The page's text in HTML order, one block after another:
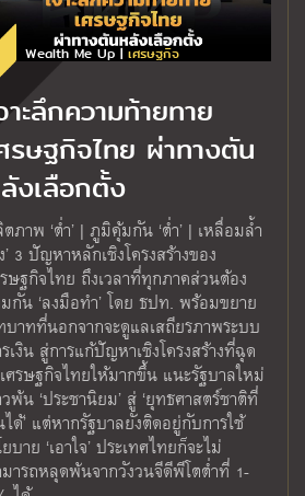
Wealth Me Up | เศรษฐกิจ
าะลึกความท้ายทาย
รษฐกิจไทย ผ่าทางตัน
งเลือกตั้ง
ภาพ ‘ต่ำ’ | ภูมิคุ้มกัน ‘ต่ำ’ | เหลื่อมล้ำ
’ 3 ปัญหาหลักเชิงโครงสร้างของ
ษฐกิจไทย ถึงเวลาที่ทุกภาคส่วนต้อง
กัน ‘ลงมือทำ’ โดย ธปท. พร้อมขยาย
าทที่นอกจากจะดูแลเสถียรภาพระบบ
เงิน สู่การแก้ปัญหาเชิงโครงสร้างที่ฉุด
ศรษฐกิจไทยให้มากขึ้น แนะรัฐบาลใหม่
พ้น ‘ประชานิยม’ สู่ ‘ยุทธศาสตร์ชาติที่
ด้’ แต่หากรัฐบาลยังติดอยู่กับการใช้
บาย ‘เอาใจ’ ประเทศไทยก็จะไม่
ารถหลุดพ้นจากวังวนจีดีพีโตต่ำที่ 1-